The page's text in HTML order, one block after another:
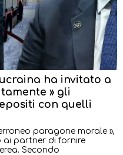
ha invitato a
» gli
con quelli
paragone morale »,
ai partner di fornire
Secondo